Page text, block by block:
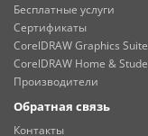
Бесплатные услуги
Сертификаты
CorelDRAW Graphics
CorelDRAW Home &
Производители
Обратная связь
Контакты